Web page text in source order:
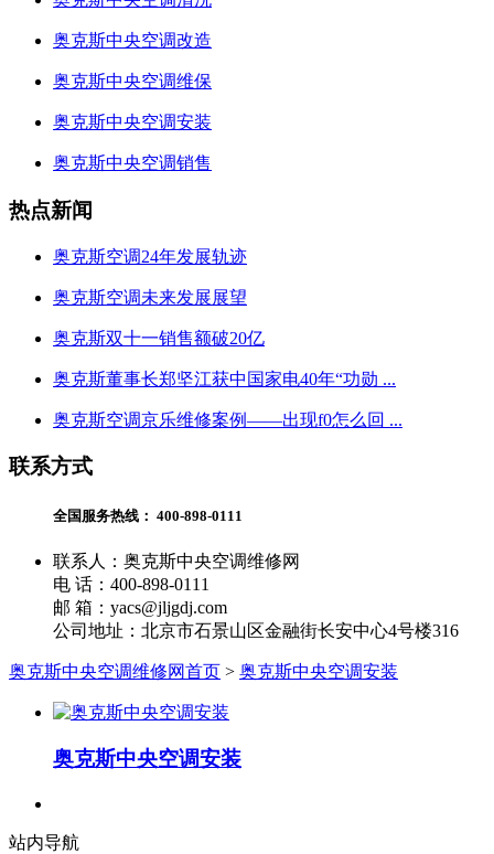
奥克斯中央空调改造
奥克斯中央空调维保
奥克斯中央空调安装
奥克斯中央空调销售
热点新闻
奥克斯空调24年发展轨迹
奥克斯空调未来发展展望
奥克斯双十一销售额破20亿
奥克斯董事长郑坚江获中国家电40年“功勋 ...
奥克斯空调京乐维修案例——出现f0怎么回 ...
联系方式
全国服务热线： 400-898-0111
联系人：奥克斯中央空调维修网
电 话：400-898-0111
邮 箱：yacs@jljgdj.com
公司地址：北京市石景山区金融街长安中心4号楼316
奥克斯中央空调维修网首页 > 奥克斯中央空调安装
奥克斯中央空调安装
站内导航